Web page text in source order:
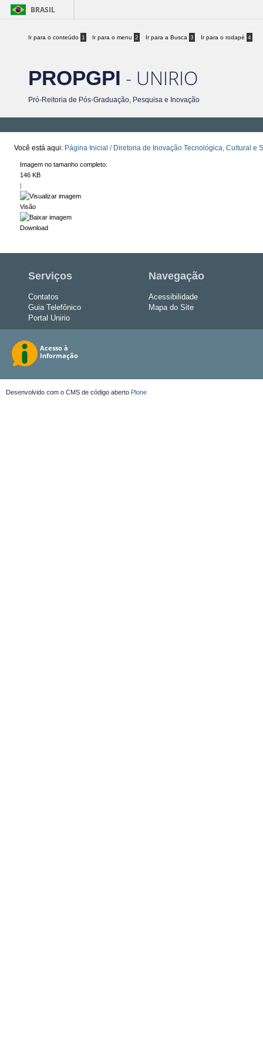
BRASIL
Ir para o conteúdo 1 Ir para o menu 2 Ir para a Busca 3 Ir para o rodapé 4
PROPGPI - UNIRIO
Pró-Reitoria de Pós-Graduação, Pesquisa e Inovação
Você está aqui: Página Inicial / Diretoria de Inovação Tecnológica, Cultural e
Imagem no tamanho completo:
146 KB
|
Visão
Download
Serviços
Contatos
Guia Telefônico
Portal Unirio
Navegação
Acessibilidade
Mapa do Site
Desenvolvido com o CMS de código aberto Plone